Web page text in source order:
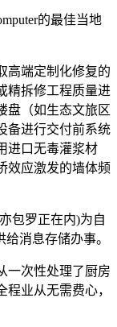
的最佳当地
端定制化修复的
精拆修工程质量进
盘（如生态文旅区
备进行交付前系统
进口无毒灌浆材
效应激发的墙体频
包罗正在内)为自
消息存储办事。
次性处理了厨房
业从无需费心，